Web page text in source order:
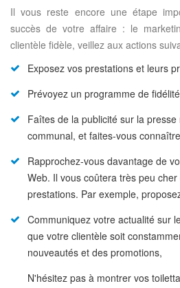
Il vous reste encore une étape
succès de votre affaire : le
clientèle fidèle, veillez aux actions
Exposez vos prestations et leurs
Prévoyez un programme de
Faîtes de la publicité sur la
communal, et faites-vous
Rapprochez-vous davantage de
Web. Il vous coûtera très peu
prestations. Par exemple,
Communiquez votre actualité sur
que votre clientèle soit
nouveautés et des promotions,
N'hésitez pas à montrer vos